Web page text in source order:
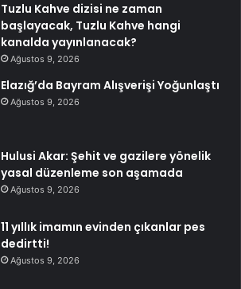
Tuzlu Kahve dizisi ne zaman
başlayacak, Tuzlu Kahve hangi
kanalda yayınlanacak?
Ağustos 9, 2026
Elazığ’da Bayram Alışverişi Yoğunlaştı
Ağustos 9, 2026
Hulusi Akar: Şehit ve gazilere yönelik
yasal düzenleme son aşamada
Ağustos 9, 2026
11 yıllık imamın evinden çıkanlar pes
dedirtti!
Ağustos 9, 2026